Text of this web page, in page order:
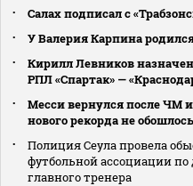
Салах подписал с
У Валерия Карпина
Кирилл Левников
РПЛ «Спартак» —
Месси вернулся после ЧМ
нового рекорда не обошлось
Полиция Сеула провела
футбольной ассоциации
главного тренера